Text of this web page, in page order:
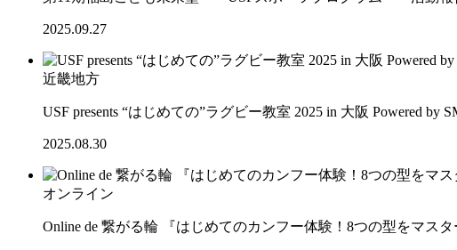
2025.09.27
近畿地方
USF presents “はじめての”ラグビー教室 2025 in 大阪 Powered
2025.08.30
オンライン
Online de 繋がる輪 『はじめてのカンフー体験！8つの型をマス